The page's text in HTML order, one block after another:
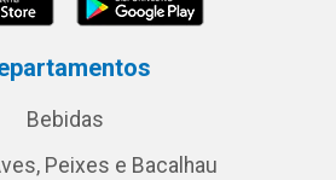
Bebidas
Peixes e Bacalhau